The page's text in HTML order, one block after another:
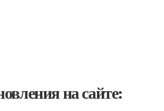
на сайте: